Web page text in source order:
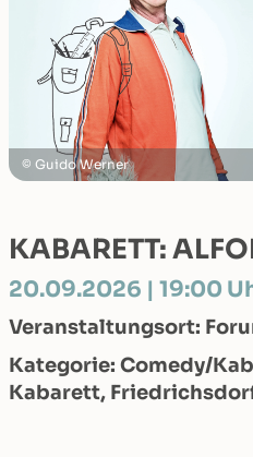
Guido Werner
KABARETT:
20.09.2026 | 19:00
Veranstaltungsort:
Kategorie: Comedy/
Kabarett,